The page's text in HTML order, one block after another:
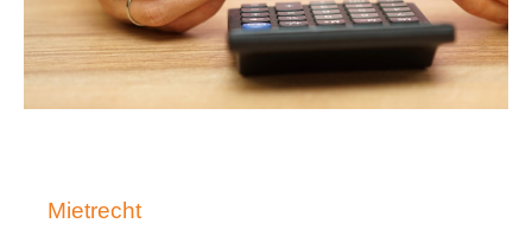
Mietrecht